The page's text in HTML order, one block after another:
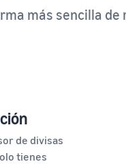
más sencilla
de divisas
tienes